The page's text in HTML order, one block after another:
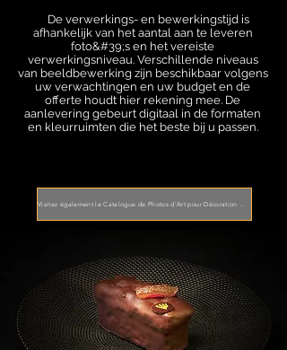
De verwerkings- en bewerkingstijd is
afhankelijk van het aantal aan te leveren
foto&#39;s en het vereiste
verwerkingsniveau. Verschillende niveaus
van beeldbewerking zijn beschikbaar volgens
uw verwachtingen en uw budget en de
offerte houdt hier rekening mee. De
aanlevering gebeurt digitaal in de formaten
en kleurruimten die het beste bij u passen.
Visitez également le Catalogue de Photos d'Art pour Décoration d'Hôtels